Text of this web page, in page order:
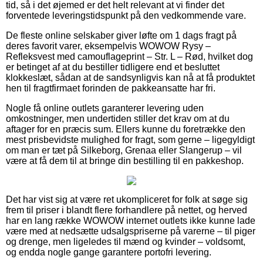
tid, så i det øjemed er det helt relevant at vi finder det
forventede leveringstidspunkt på den vedkommende vare.
De fleste online selskaber giver løfte om 1 dags fragt på
deres favorit varer, eksempelvis WOWOW Rysy –
Refleksvest med camouflageprint – Str. L – Rød, hvilket dog
er betinget af at du bestiller tidligere end et besluttet
klokkeslæt, sådan at de sandsynligvis kan nå at få produktet
hen til fragtfirmaet forinden de pakkeansatte har fri.
Nogle få online outlets garanterer levering uden
omkostninger, men undertiden stiller det krav om at du
aftager for en præcis sum. Ellers kunne du foretrække den
mest prisbevidste mulighed for fragt, som gerne – ligegyldigt
om man er tæt på Silkeborg, Grenaa eller Slangerup – vil
være at få dem til at bringe din bestilling til en pakkeshop.
Det har vist sig at være ret ukompliceret for folk at søge sig
frem til priser i blandt flere forhandlere på nettet, og herved
har en lang række WOWOW internet outlets ikke kunne lade
være med at nedsætte udsalgspriserne på varerne – til piger
og drenge, men ligeledes til mænd og kvinder – voldsomt,
og endda nogle gange garantere portofri levering.